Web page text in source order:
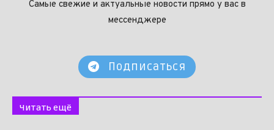
Самые свежие и актуальные новости прямо у вас в
мессенджере
Подписаться
Читать ещё